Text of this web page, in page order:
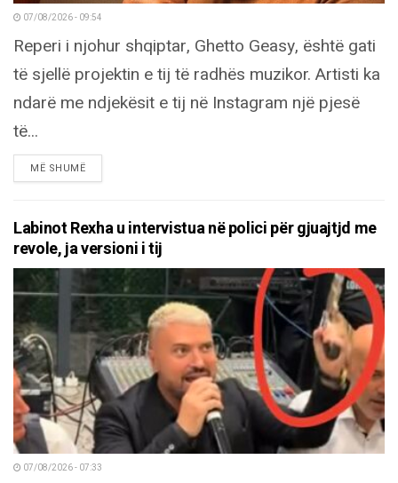
07/08/2026 - 09:54
Reperi i njohur shqiptar, Ghetto Geasy, është gati
të sjellë projektin e tij të radhës muzikor. Artisti ka
ndarë me ndjekësit e tij në Instagram një pjesë
të...
MË SHUMËDETAILS
Labinot Rexha u intervistua në polici për gjuajtjd me
revole, ja versioni i tij
07/08/2026 - 07:33